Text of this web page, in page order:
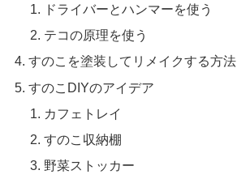
ドライバーとハンマーを使う
テコの原理を使う
すのこを塗装してリメイクする方法
すのこDIYのアイデア
カフェトレイ
すのこ収納棚
野菜ストッカー